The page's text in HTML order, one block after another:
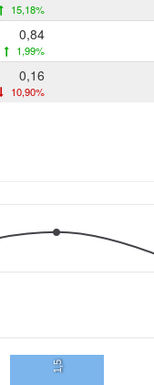
15,18%
0,84
1,99%
0,16
10,90%
1,5